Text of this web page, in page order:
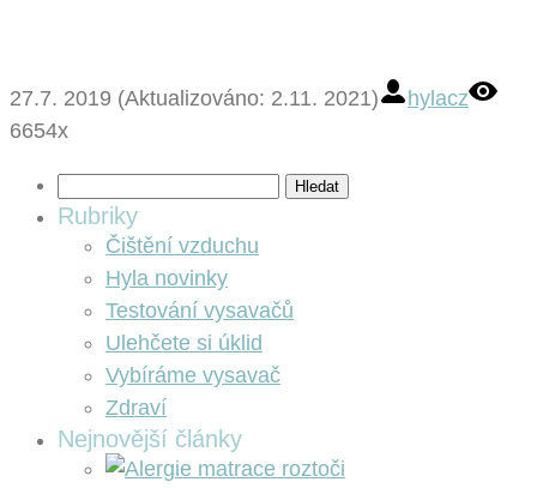
27.7. 2019 (Aktualizováno: 2.11. 2021)
hylacz
6654x
Rubriky
Čištění vzduchu
Hyla novinky
Testování vysavačů
Ulehčete si úklid
Vybíráme vysavač
Zdraví
Nejnovější články